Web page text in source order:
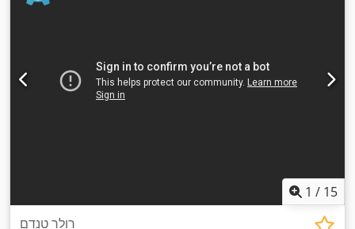
1 / 15
רולר טנדם